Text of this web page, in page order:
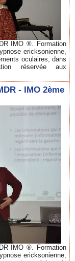
IMO ®. Formation
ericksonienne,
oculaires, dans
réservée aux
- IMO 2ème
IMO ®. Formation
ericksonienne,